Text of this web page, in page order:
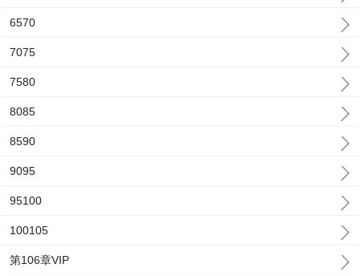
6570
7075
7580
8085
8590
9095
95100
100105
第106章VIP